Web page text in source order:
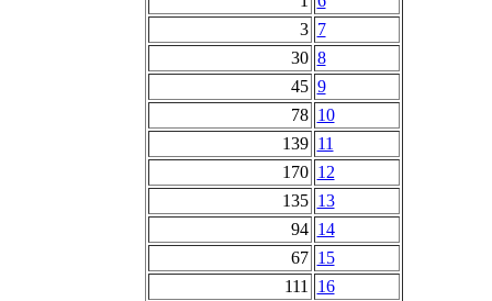
3 7
30 8
45 9
78 10
139 11
170 12
135 13
94 14
67 15
111
16